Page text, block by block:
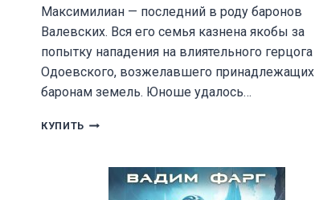
Максимилиан — последний в роду баронов
Валевских. Вся его семья казнена якобы за
попытку нападения на влиятельного герцога
Одоевского, возжелавшего принадлежащих
баронам земель. Юноше удалось…
КУПИТЬ СМЕРТНИК
ВАЛЕВСКИХ.
КНИГА